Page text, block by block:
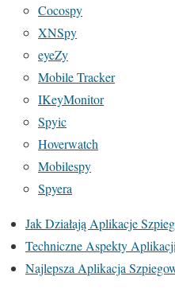
Cocospy
XNSpy
eyeZy
Mobile Tracker
IKeyMonitor
Spyic
Hoverwatch
Mobilespy
Spyera
Jak Działają Aplikacje
Techniczne Aspekty
Najlepsza Aplikacja